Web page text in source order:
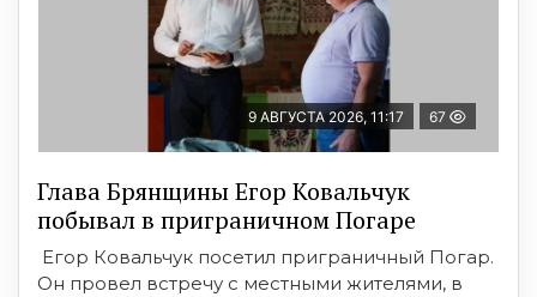
9 АВГУСТА 2026, 11:17 67
Глава Брянщины Егор Ковальчук
побывал в приграничном Погаре
Егор Ковальчук посетил приграничный Погар.
Он провел встречу с местными жителями, в